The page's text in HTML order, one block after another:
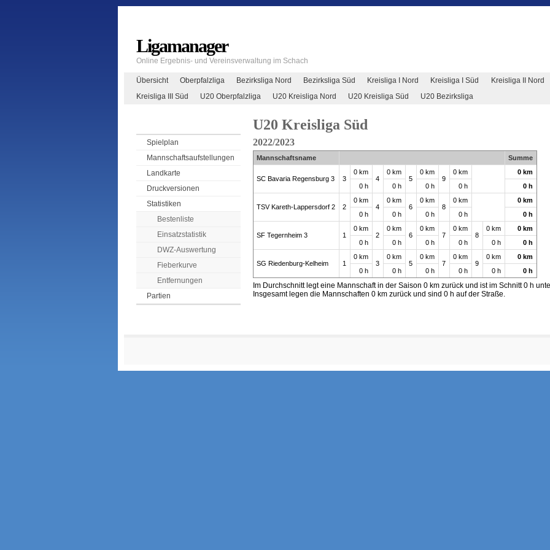
Ligamanager
Online Ergebnis- und Vereinsverwaltung im Schach
Übersicht Oberpfalzliga Bezirksliga Nord Bezirksliga Süd Kreisliga I Nord Kreisliga I Süd Kreisliga II Nord
Kreisliga III Süd
U20 Oberpfalzliga U20 Kreisliga Nord U20 Kreisliga Süd U20 Bezirksliga
Spielplan
Mannschaftsaufstellungen
Landkarte
Druckversionen
Statistiken
Bestenliste
Einsatzstatistik
DWZ-Auswertung
Fieberkurve
Entfernungen
Partien
U20 Kreisliga Süd
2022/2023
Mannschaftsname Summe
SC Bavaria Regensburg 3 3
0 km
4
0 km
5
0 km
9
0 km
0 km
0 h
0 h 0 h 0 h 0 h
TSV Kareth-Lappersdorf 2 2
0 km
4
0 km
6
0 km
8
0 km
0 km
0 h
0 h 0 h 0 h 0 h
SF Tegernheim 3 1
0 km
2
0 km
6
0 km
7
0 km
8
0 km
0 km
0 h
0 h 0 h 0 h 0 h 0 h
SG Riedenburg-Kelheim 1
0 km
3
0 km
5
0 km
7
0 km
9
0 km
0 km
0 h
0 h 0 h 0 h 0 h 0 h
Im Durchschnitt legt eine Mannschaft in der Saison 0 km zurück und ist im Schnitt 0 h
Insgesamt legen die Mannschaften 0 km zurück und sind 0 h auf der Straße.